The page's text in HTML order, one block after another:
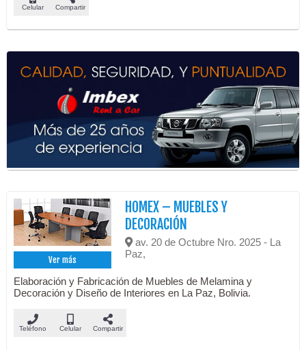
Celular Compartir
Ver más
HOMEX – MUEBLES Y
DECORACIÓN
av. 20 de Octubre Nro. 2025 - La
Paz,
Elaboración y Fabricación de Muebles de Melamina y
Decoración y Diseño de Interiores en La Paz, Bolivia.
Teléfono Celular Compartir